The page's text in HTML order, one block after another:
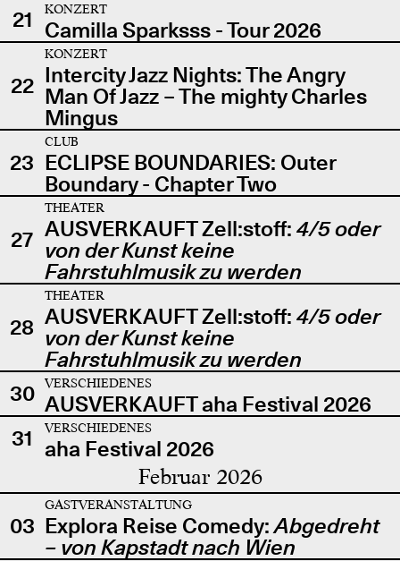
21
KONZERT
Camilla Sparksss - Tour 2026
22
KONZERT
Intercity Jazz Nights: The Angry
Man Of Jazz – The mighty Charles
Mingus
23
CLUB
ECLIPSE BOUNDARIES: Outer
Boundary - Chapter Two
27
THEATER
AUSVERKAUFT Zell:stoff: 4/5 oder
von der Kunst keine
Fahrstuhlmusik zu werden
28
THEATER
AUSVERKAUFT Zell:stoff: 4/5 oder
von der Kunst keine
Fahrstuhlmusik zu werden
30
VERSCHIEDENES
AUSVERKAUFT aha Festival 2026
31
VERSCHIEDENES
aha Festival 2026
Februar 2026
03
GASTVERANSTALTUNG
Explora Reise Comedy:Abgedreht
– von Kapstadt nach Wien